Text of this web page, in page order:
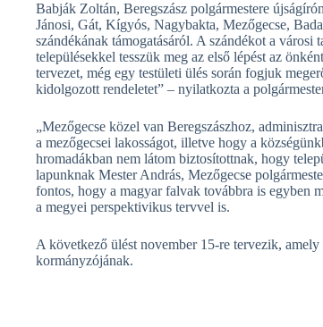
Babják Zoltán, Beregszász polgármestere
Jánosi, Gát, Kígyós, Nagybakta, Mezőgecse,
szándékának támogatásáról. A szándékot a városi
településekkel tesszük meg az első lépést az
tervezet, még egy testületi ülés során fogjuk
kidolgozott rendeletet” – nyilatkozta a
„Mezőgecse közel van Beregszászhoz,
a mezőgecsei lakosságot, illetve hogy a
hromadákban nem látom biztosítottnak, hogy
lapunknak Mester András, Mezőgecse
fontos, hogy a magyar falvak továbbra is egyben
a megyei perspektivikus tervvel is.
A következő ülést november 15-re tervezik,
kormányzójának.